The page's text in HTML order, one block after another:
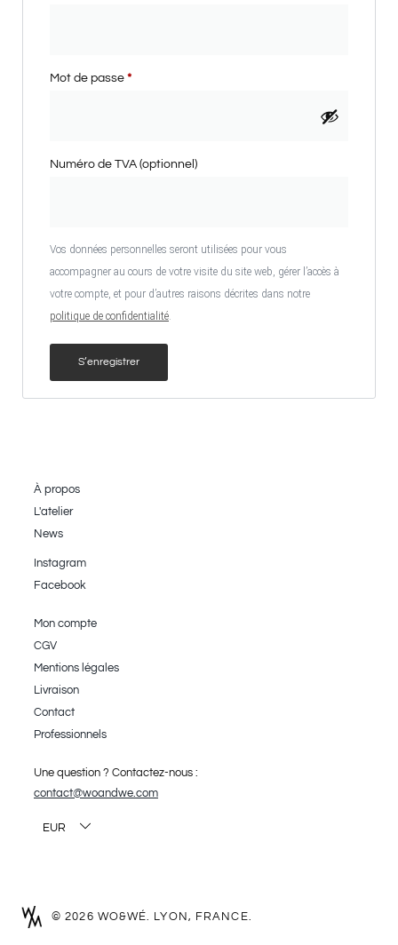
Mot de passe *
Numéro de TVA (optionnel)
Vos données personnelles seront utilisées pour vous
accompagner au cours de votre visite du site web, gérer l’accès à
votre compte, et pour d’autres raisons décrites dans notre
politique de confidentialité.
S’enregistrer
À propos
L'atelier
News
Instagram
Facebook
Mon compte
CGV
Mentions légales
Livraison
Contact
Professionnels
Une question ? Contactez-nous :
contact@woandwe.com
EUR
PLN
© 2026 WO&WÉ. LYON, FRANCE.